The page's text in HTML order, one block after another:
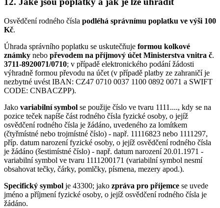
Osvědčení rodného čísla podléhá správnímu poplatku ve výši 100
Kč.
Úhrada správního poplatku se uskutečňuje formou kolkové
známky nebo převodem na příjmový účet Ministerstva vnitra č.
3711-8920071/0710; v případě elektronického podání žádosti
výhradně formou převodu na účet (v případě platby ze zahraničí je
nezbytné uvést IBAN: CZ47 0710 0037 1100 0892 0071 a SWIFT
CODE: CNBACZPP).
Jako variabilní symbol se použije číslo ve tvaru 1111...., kdy se na
pozice teček napíše část rodného čísla fyzické osoby, o jejíž
osvědčení rodného čísla je žádáno, uvedeného za lomítkem
(čtyřmístné nebo trojmístné číslo) - např. 11116823 nebo 1111297,
příp. datum narození fyzické osoby, o jejíž osvědčení rodného čísla
je žádáno (šestimístné číslo) - např. datum narození 20.01.1971 -
variabilní symbol ve tvaru 1111200171 (variabilní symbol nesmí
obsahovat tečky, čárky, pomlčky, písmena, mezery apod.).
Specifický symbol je 43300; jako zpráva pro příjemce se uvede
jméno a příjmení fyzické osoby, o jejíž osvědčení rodného čísla je
žádáno.